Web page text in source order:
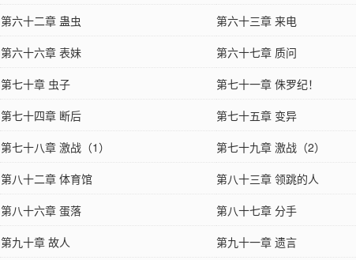
第六十二章 蛊虫 第六十三章 来电
第六十六章 表妹 第六十七章 质问
第七十章 虫子 第七十一章 侏罗纪！
第七十四章 断后 第七十五章 变异
第七十八章 激战（1） 第七十九章 激战（2）
第八十二章 体育馆 第八十三章 领跳的人
第八十六章 蛋落 第八十七章 分手
第九十章 故人 第九十一章 遗言